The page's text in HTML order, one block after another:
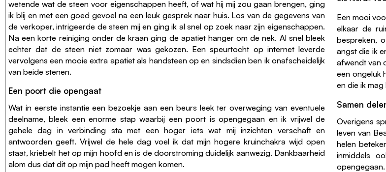
wetende wat de steen voor eigenschappen heeft, of wat hij mij zou gaan brengen, ging
ik blij en met een goed gevoel na een leuk gesprek naar huis. Los van de gegevens van
de verkoper, intrigeerde de steen mij en ging ik al snel op zoek naar zijn eigenschappen.
Na een korte reiniging onder de kraan ging de apatiet hanger om de nek. Al snel bleek
echter dat de steen niet zomaar was gekozen. Een speurtocht op internet leverde
vervolgens een mooie extra apatiet als handsteen op en sindsdien ben ik onafscheidelijk
van beide stenen.
Een poort die opengaat
Wat in eerste instantie een bezoekje aan een beurs leek ter overweging van eventuele
deelname, bleek een enorme stap waarbij een poort is opengegaan en ik vrijwel de
gehele dag in verbinding sta met een hoger iets wat mij inzichten verschaft en
antwoorden geeft. Vrijwel de hele dag voel ik dat mijn hogere kruinchakra wijd open
staat, kriebelt het op mijn hoofd en is de doorstroming duidelijk aanwezig. Dankbaarheid
alom dus dat dit op mijn pad heeft mogen komen.
Een mooi
elkaar de
bespreken,
angst die ik
afwendt van
een ongeluk
en die ik mag
Samen
Overigens
leven van
helen
inmiddels